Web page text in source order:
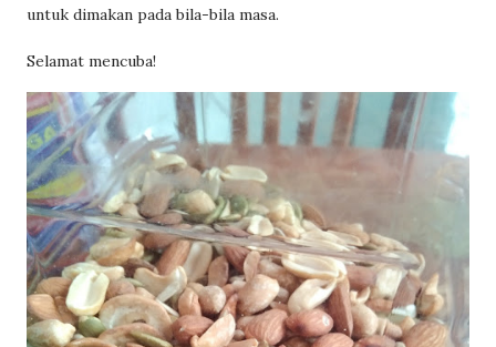
untuk dimakan pada bila-bila masa.
Selamat mencuba!